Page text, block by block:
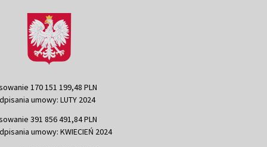
170 151 199,48 PLN
umowy: LUTY 2024
391 856 491,84 PLN
umowy: KWIECIEŃ 2024